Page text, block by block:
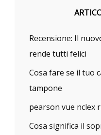
Recensione: Il
rende tutti felici
Cosa fare se il tuo
tampone
pearson vue nclex
Cosa significa il